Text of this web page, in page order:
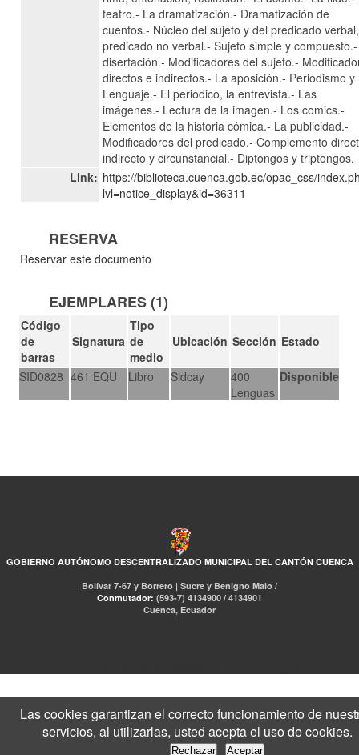
teatro.- La dramatización.- Dramatización de
cuentos.- Núcleo del sujeto y del predicado verbal,
predicado no verbal.- Sujeto simple y
disertación.- Modificadores del sujeto.-
directos e indirectos.- La aposición.- Periodismo y
Lenguaje.- El periódico, la entrevista.- Las
imágenes.- Lectura de la imagen.- Los comics.-
Elementos de la historia cómica.- La publicidad.-
Modificadores del predicado.- Complemento
indirecto y circunstancial.- Diptongos y triptongos.
Link: https://biblioteca.cuenca.gob.ec/opac_css/
lvl=notice_display&id=36311
RESERVA
Reservar este documento
EJEMPLARES (1)
Código
de
barras
Signatura
Tipo
de
medio
Ubicación Sección Estado
SID0828 461 EQU Libro Sidcay
400
Lenguas
Disponible
GOBIERNO AUTÓNOMO DESCENTRALIZADO MUNICIPAL DEL CANTÓN CUENCA
Bolívar 7-67 y Borrero | Sucre y Benigno Malo /
Conmutador: (593-7) 4134900 / 4134901
Cuenca, Ecuador
Las cookies garantizan el correcto funcionamiento de
servicios, al utilizarlas, usted acepta el uso de cookies.
Rechazar Aceptar